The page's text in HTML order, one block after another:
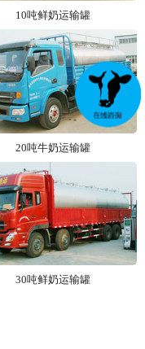
10吨鲜奶运输罐
20吨牛奶运输罐
30吨鲜奶运输罐